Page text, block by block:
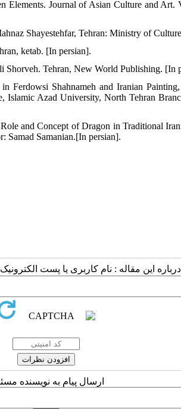
Elements. Journal of Asian Culture and
Shayestehfar, Tehran: Ministry of
ketab. [In persian].
Shorveh. Tehran, New World Publishing. [In
Shahnameh and Iranian
Islamic Azad University, North Tehran
and Concept of Dragon in Traditional
Samad Samanian.[In persian].
این مقاله : نام کاربری یا پست
ارسال پیام به نویسنده